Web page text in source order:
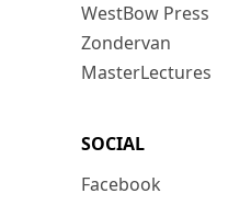
WestBow Press
Zondervan
MasterLectures
SOCIAL
Facebook